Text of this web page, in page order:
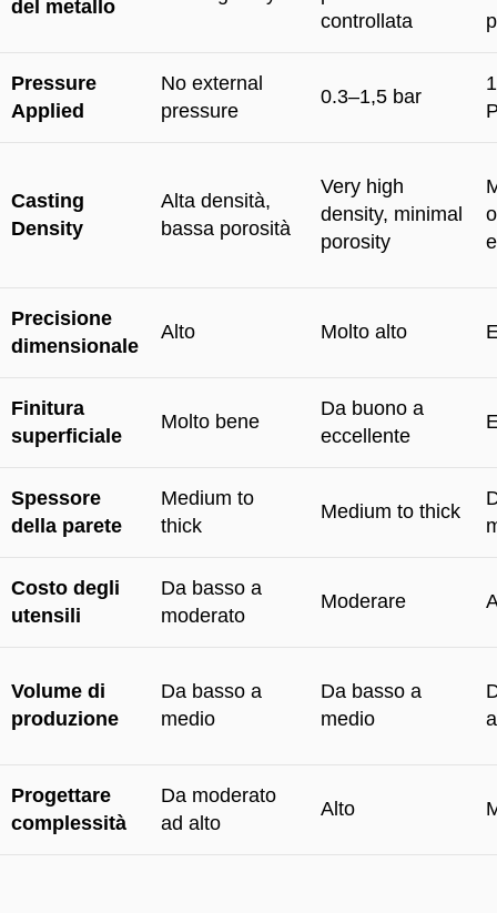
del metallo
controllata
Pressure
Applied
No external
pressure
0.3–1,5 bar
Casting
Density
Alta densità,
bassa porosità
Very high
density, minimal
porosity
Precisione
dimensionale
Alto Molto alto
Finitura
superficiale
Molto bene
Da buono a
eccellente
Spessore
della parete
Medium to
thick
Medium to thick
Costo degli
utensili
Da basso a
moderato
Moderare
Volume di
produzione
Da basso a
medio
Da basso a
medio
Progettare
complessità
Da moderato
ad alto
Alto